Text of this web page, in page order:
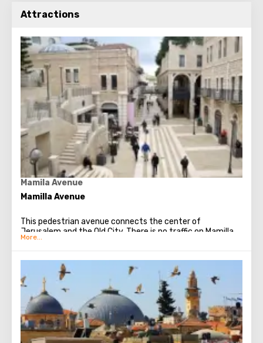
Attractions
Mamila Avenue
Mamilla Avenue
This pedestrian avenue connects the center of
Jerusalem and the Old City. There is no traffic on Mamilla
Avenue; the street belongs entirely to pedestrians. If you
or cafe, do not hesitate - come here. Everything here is
maintained in the best European traditions. And in
contrast, the Old Town is visible in new colors - a
magnificent panorama opens up on it from the avenue.